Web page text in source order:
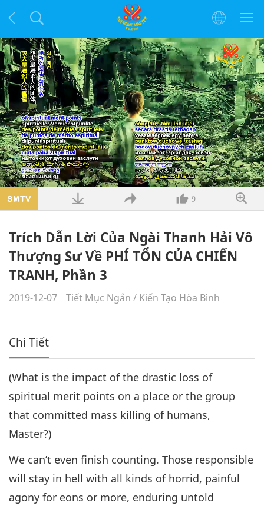
Tạm
dừng
Tắt
tiếng
Thời
gian
0:02 / Độ
1:12
Đã
tải:
35.88%
Chất
lượng
Toàn
màn
hình
9
Trích Dẫn Lời Của Ngài Thanh Hải Vô
Thượng Sư Về PHÍ TỔN CỦA CHIẾN
TRANH, Phần 3
2019-12-07 Tiết Mục Ngắn / Kiến Tạo Hòa Bình
Chi Tiết
(What is the impact of the drastic loss of
spiritual merit points on a place or the group
that committed mass killing of humans,
Master?)
We can’t even finish counting. Those responsible
will stay in hell with all kinds of horrid, painful
agony for eons or more, enduring untold